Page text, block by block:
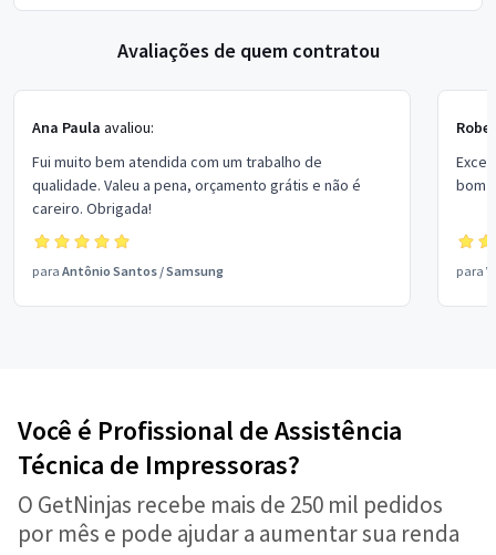
Avaliações de quem contratou
Ana Paula avaliou:
Fui muito bem atendida com um trabalho de
qualidade. Valeu a pena, orçamento grátis e não é
careiro. Obrigada!
para Antônio Santos /Samsung
bom
para
Você é Profissional de Assistência
Técnica de Impressoras?
O GetNinjas recebe mais de 250 mil pedidos
por mês e pode ajudar a aumentar sua renda